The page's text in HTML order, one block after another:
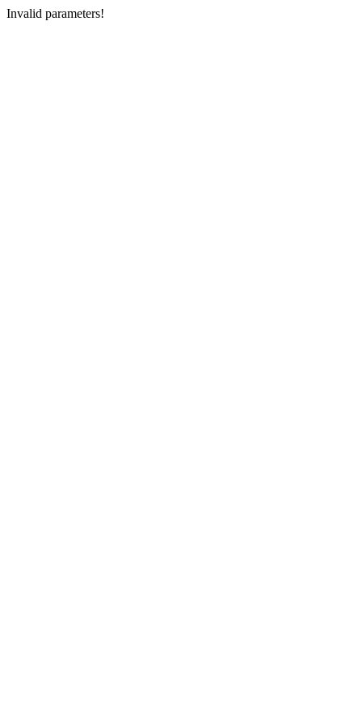
Invalid parameters!